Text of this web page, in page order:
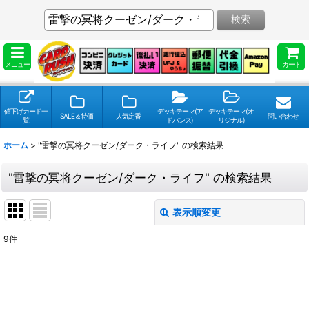
メニュー カート
検索
値下げカード一
覧
SALE＆特価 人気定番
デッキテーマ(ア
ドバンス)
デッキテーマ(オ
リジナル)
問い合わせ
ホーム > "雷撃の冥将クーゼン/ダーク・ライフ" の検索結果
"雷撃の冥将クーゼン/ダーク・ライフ" の検索結果
表示順変更
検索キーワードをお願い致します
9件